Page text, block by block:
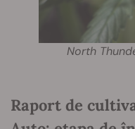
North
Raport de